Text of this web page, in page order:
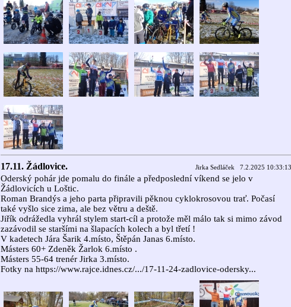
17.11. Žádlovice. Jirka Sedláček 7.2.2025 10:33:13
Oderský pohár jde pomalu do finále a předposlední víkend se jelo v
Žádlovicích u Loštic.
Roman Brandýs a jeho parta připravili pěknou cyklokrosovou trať. Počasí
také vyšlo sice zima, ale bez větru a deště.
Jiřík odrážedla vyhrál stylem start-cíl a protože měl málo tak si mimo závod
zazávodil se staršími na šlapacích kolech a byl třetí !
V kadetech Jára Šarik 4.místo, Štěpán Janas 6.místo.
Másters 60+ Zdeněk Žarlok 6.místo .
Másters 55-64 trenér Jirka 3.místo.
Fotky na https://www.rajce.idnes.cz/.../17-11-24-zadlovice-odersky...